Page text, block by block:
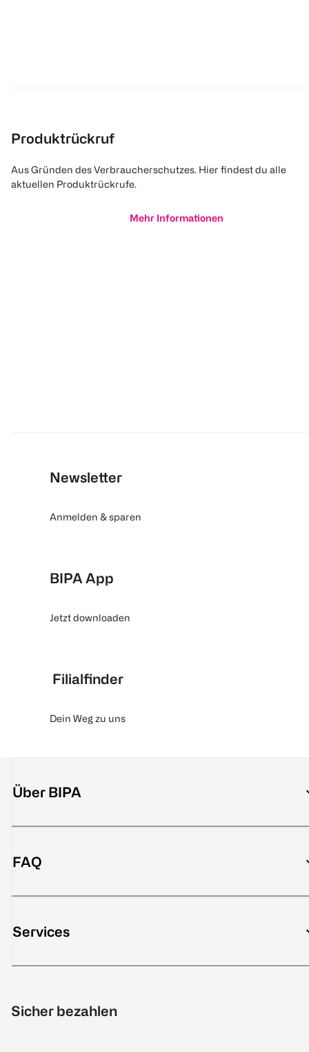
Produktrückruf
Aus Gründen des Verbraucherschutzes. Hier findest du alle
aktuellen Produktrückrufe.
Mehr Informationen
Newsletter
Anmelden & sparen
BIPA App
Jetzt downloaden
Filialfinder
Dein Weg zu uns
Über BIPA
FAQ
Services
Sicher bezahlen